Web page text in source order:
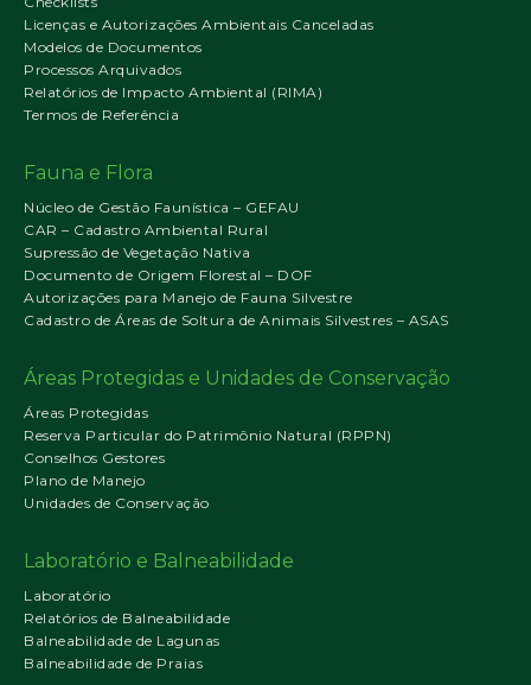
Licenças e Autorizações Ambientais Canceladas
Modelos de Documentos
Processos Arquivados
Relatórios de Impacto Ambiental (RIMA)
Termos de Referência
Fauna e Flora
Núcleo de Gestão Faunística – GEFAU
CAR – Cadastro Ambiental Rural
Supressão de Vegetação Nativa
Documento de Origem Florestal – DOF
Autorizações para Manejo de Fauna Silvestre
Cadastro de Áreas de Soltura de Animais Silvestres – ASAS
Áreas Protegidas e Unidades de Conservação
Áreas Protegidas
Reserva Particular do Patrimônio Natural (RPPN)
Conselhos Gestores
Plano de Manejo
Unidades de Conservação
Laboratório e Balneabilidade
Laboratório
Relatórios de Balneabilidade
Balneabilidade de Lagunas
Balneabilidade de Praias